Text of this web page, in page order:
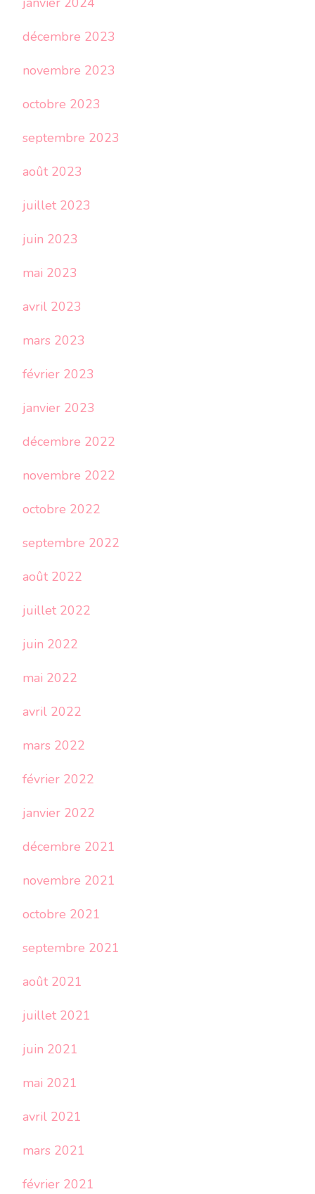
décembre 2023
novembre 2023
octobre 2023
septembre 2023
août 2023
juillet 2023
juin 2023
mai 2023
avril 2023
mars 2023
février 2023
janvier 2023
décembre 2022
novembre 2022
octobre 2022
septembre 2022
août 2022
juillet 2022
juin 2022
mai 2022
avril 2022
mars 2022
février 2022
janvier 2022
décembre 2021
novembre 2021
octobre 2021
septembre 2021
août 2021
juillet 2021
juin 2021
mai 2021
avril 2021
mars 2021
février 2021